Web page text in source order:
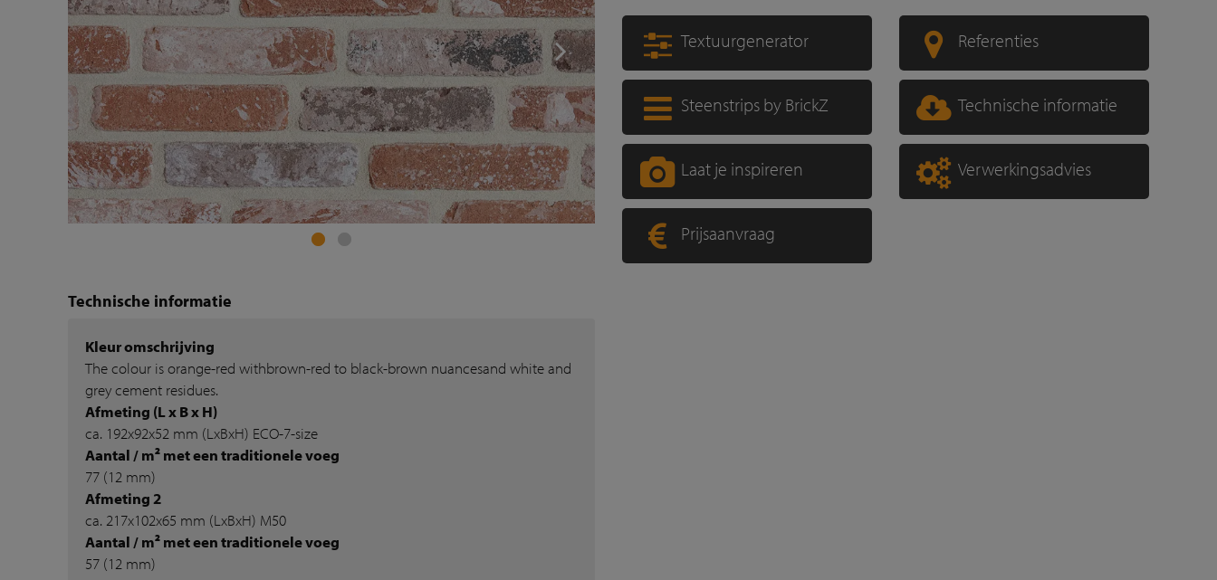
Technische informatie
Kleur omschrijving
The colour is orange-red withbrown-red to black-brown nuancesand white and
grey cement residues.
Afmeting (L x B x H)
ca. 192x92x52 mm (LxBxH) ECO-7-size
Aantal / m² met een traditionele voeg
77 (12 mm)
Afmeting 2
ca. 217x102x65 mm (LxBxH) M50
Aantal / m² met een traditionele voeg
57 (12 mm)
Textuurgenerator Referenties
Steenstrips by BrickZ Technische informatie
Laat je inspireren Verwerkingsadvies
Prijsaanvraag